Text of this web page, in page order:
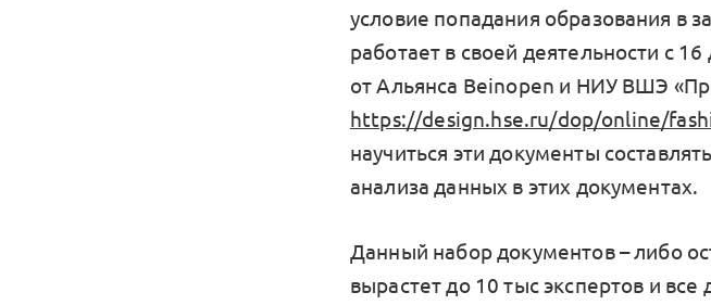
условие попадания образования в
работает в своей деятельности с
от Альянса Beinopen и НИУ ВШЭ
https://design.hse.ru/dop/online/
научиться эти документы
анализа данных в этих документах.
Данный набор документов – либо
вырастет до 10 тыс экспертов и все